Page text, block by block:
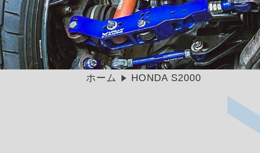
ホーム HONDA S2000